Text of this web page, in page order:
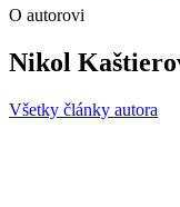
O autorovi
Nikol
Všetky články autora